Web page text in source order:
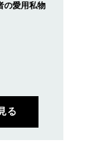
の愛用私物
る